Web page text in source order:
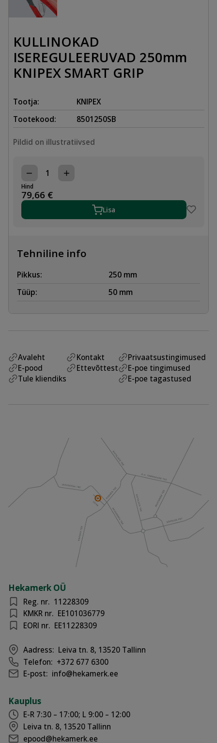
KULLINOKAD
ISEREGULEERUVAD 250mm
KNIPEX SMART GRIP
Tootja:
KNIPEX
Tootekood:
8501250SB
Pildid on illustratiivsed
KULLINOKAD
ISEREGULEERUVAD
250mm
KNIPEX
GRIP
Hind
79,66 €
Lisa
Tehniline info
Pikkus:
250 mm
Tüüp:
50 mm
Avaleht
E-pood
Tule kliendiks
Kontakt
Ettevõttest
Privaatsustingimused
E-poe tingimused
E-poe tagastused
Hekamerk OÜ
Reg. nr. 11228309
KMKR nr. EE101036779
EORI nr. EE11228309
Aadress: Leiva tn. 8, 13520 Tallinn
Telefon: +372 677 6300
E-post: info@hekamerk.ee
Kauplus
E-R 7:30 – 17:00; L 9:00 – 12:00
Leiva tn. 8, 13520 Tallinn
epood@hekamerk.ee